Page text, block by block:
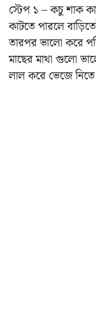
স্টেপ ১ – কচু শাক
কাটতে পারলে
তারপর ভালো করে
মাছের মাথা গুলো
লাল করে ভেজে